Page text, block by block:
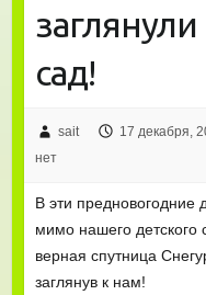
сад!
sait 17 декабря,
нет
В эти предновогодние
мимо нашего
верная спутница
заглянув к нам!